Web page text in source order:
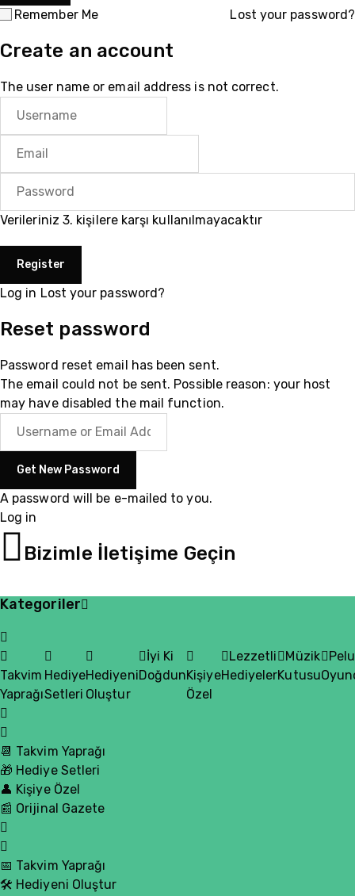
Remember Me Lost your password?
Create an account
The user name or email address is not correct.
Verileriniz 3. kişilere karşı kullanılmayacaktır
Log in Lost your password?
Reset password
Password reset email has been sent.
The email could not be sent. Possible reason: your host
may have disabled the mail function.
A password will be e-mailed to you.
Log in
Bizimle İletişime Geçin
Kategoriler
Takvim
Yaprağı
Hediye
Setleri
Hediyeni
Oluştur
İyi Ki
DoğdunKişiye
Özel
Lezzetli
Hediyeler
Müzik
Kutusu
📆 Takvim Yaprağı
🎁 Hediye Setleri
👤 Kişiye Özel
📰 Orijinal Gazete
📅 Takvim Yaprağı
🛠️ Hediyeni Oluştur